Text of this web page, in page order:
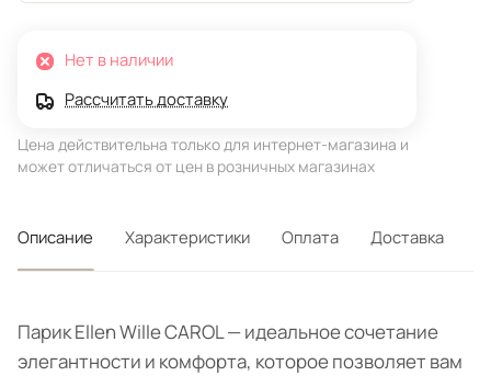
Нет в наличии
Рассчитать доставку
Цена действительна только для интернет-магазина и
может отличаться от цен в розничных магазинах
Описание Характеристики Оплата Доставка
Парик Ellen Wille CAROL — идеальное сочетание
элегантности и комфорта, которое позволяет вам